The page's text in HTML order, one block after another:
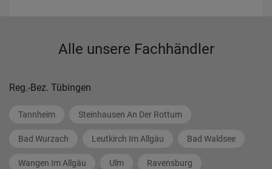
Alle unsere Fachhändler
Reg.-Bez. Tübingen
Tannheim Steinhausen An Der Rottum
Bad Wurzach Leutkirch Im Allgäu Bad Waldsee
Wangen Im Allgäu Ulm Ravensburg